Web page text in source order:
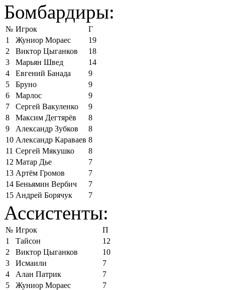
Бомбардиры:
№ Игрок
Г
1
Жуниор Мораес
19
2
Виктор Цыганков
18
3
Марьян Швед
14
4
Евгений Банада
9
5
Бруно
9
6
Марлос
9
7
Сергей Вакуленко
9
8
Максим Дегтярёв
8
9
Александр Зубков
8
10 Александр Караваев 8
11 Сергей Мякушко
8
12 Матар Дье
7
13 Артём Громов
7
14 Беньямин Вербич
7
15 Андрей Борячук 7
Ассистенты:
№ Игрок
П
1
Тайсон
12
2
Виктор Цыганков
10
3
Исмаили
7
4
Алан Патрик
7
5
Жуниор Мораес
7